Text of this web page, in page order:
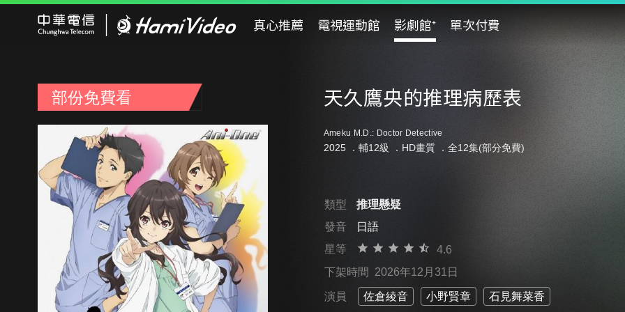
真心推薦 電視運動館 影劇館⁺ 單次付費
部份免費看 天久鷹央的推理病歷表
Ameku M.D.: Doctor Detective
2025 ． 輔12級 ．HD畫質 ．全12集(部分免費)
類型
推理懸疑
發音
日語
星等
4.6
下架時間 2026年12月31日
演員 佐倉綾音 小野賢章 石見舞菜香